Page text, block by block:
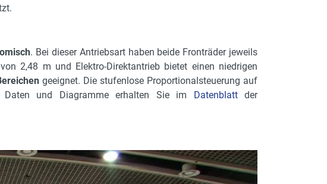
. Bei dieser Antriebsart haben beide Fronträder jeweils
2,48 m und Elektro-Direktantrieb bietet einen niedrigen
geeignet. Die stufenlose Proportionalsteuerung auf
Daten und Diagramme erhalten Sie im Datenblattder